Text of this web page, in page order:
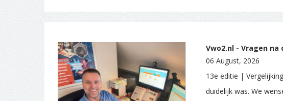
Vwo2.nl - Vragen na
06 August, 2026
13e editie |
duidelijk was. We